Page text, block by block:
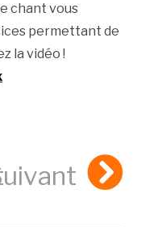
chant vous
permettant de
la vidéo !